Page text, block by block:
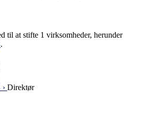
til at stifte 1 virksomheder, herunder
.
Direktør